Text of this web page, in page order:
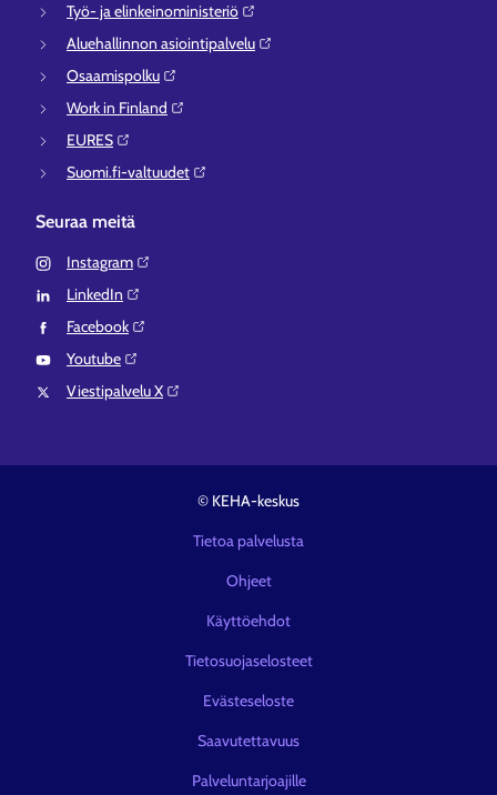
Työ- ja elinkeinoministeriö⁠
Aluehallinnon asiointipalvelu⁠
Osaamispolku⁠
Work in Finland⁠
EURES⁠
Suomi.fi-valtuudet⁠
Seuraa meitä
Instagram⁠
LinkedIn⁠
Facebook⁠
Youtube⁠
Viestipalvelu X⁠
© KEHA-keskus
Tietoa palvelusta
Ohjeet
Käyttöehdot
Tietosuojaselosteet
Evästeseloste
Saavutettavuus
Palveluntarjoajille